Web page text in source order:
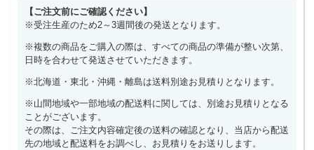
【ご注文前にご確認ください】
※受注生産のため2～3週間後の発送となります。
※複数の商品をご購入の際は、すべての商品の準備が整い次第、
日時を合わせて発送させていただきます。
※北海道・東北・沖縄・離島は送料別途お見積りとなります。
※山間地域や一部地域の配送料に関しては、別途お見積りとなる
ことがございます。
その際は、ご注文内容確定後の送料の確認となり、当店から配送
先の地域と配送料をお調べし、お見積りをお送りします。